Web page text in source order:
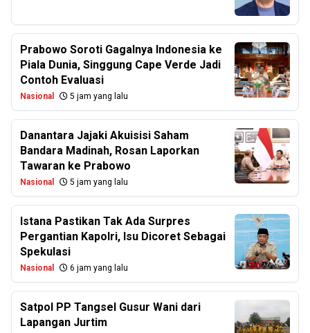
Prabowo Soroti Gagalnya Indonesia ke
Piala Dunia, Singgung Cape Verde Jadi
Contoh Evaluasi
Nasional 5 jam yang lalu
Danantara Jajaki Akuisisi Saham
Bandara Madinah, Rosan Laporkan
Tawaran ke Prabowo
Nasional 5 jam yang lalu
Istana Pastikan Tak Ada Surpres
Pergantian Kapolri, Isu Dicoret Sebagai
Spekulasi
Nasional 6 jam yang lalu
Satpol PP Tangsel Gusur Wani dari
Lapangan Jurtim